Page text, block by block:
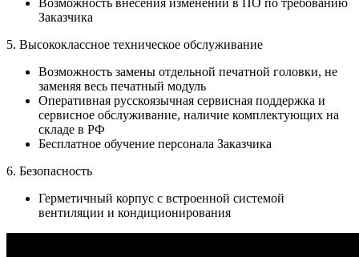
Заказчика
5. Высококлассное техническое обслуживание
Возможность замены отдельной печатной головки, не
заменяя весь печатный модуль
Оперативная русскоязычная сервисная поддержка и
сервисное обслуживание, наличие комплектующих на
складе в РФ
Бесплатное обучение персонала Заказчика
6. Безопасность
Герметичный корпус с встроенной системой
вентиляции и кондиционирования